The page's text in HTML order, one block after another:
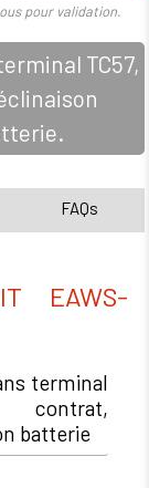
pour validation.
TC57,
FAQs
EAWS-
terminal
contrat,
batterie